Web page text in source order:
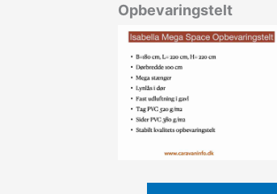
Opbevaringstelt